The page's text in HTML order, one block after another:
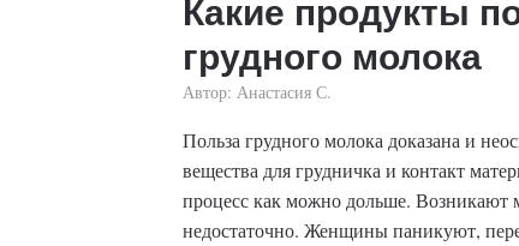
Какие продукты
грудного молока
Автор: Анастасия С.
Польза грудного молока доказана и
вещества для грудничка и контакт
процесс как можно дольше. Возникают
недостаточно. Женщины паникуют,